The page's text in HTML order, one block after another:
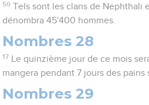
50 Tels sont les clans de Nephthali
dénombra 45'400 hommes.
Nombres 28
17
Le quinzième jour de ce mois
mangera pendant 7 jours des pains
Nombres 29